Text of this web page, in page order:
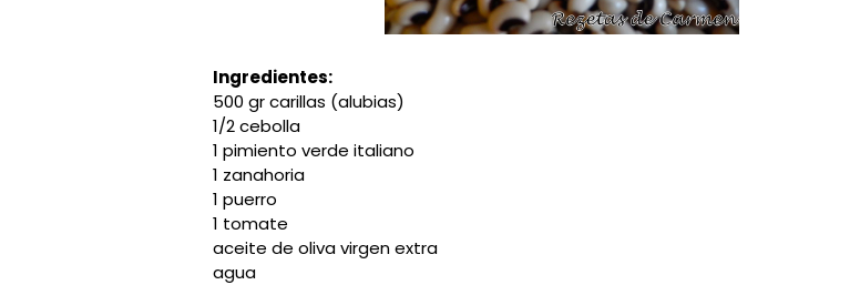
Ingredientes:
500 gr carillas (alubias)
1/2 cebolla
1 pimiento verde italiano
1 zanahoria
1 puerro
1 tomate
aceite de oliva virgen extra
agua